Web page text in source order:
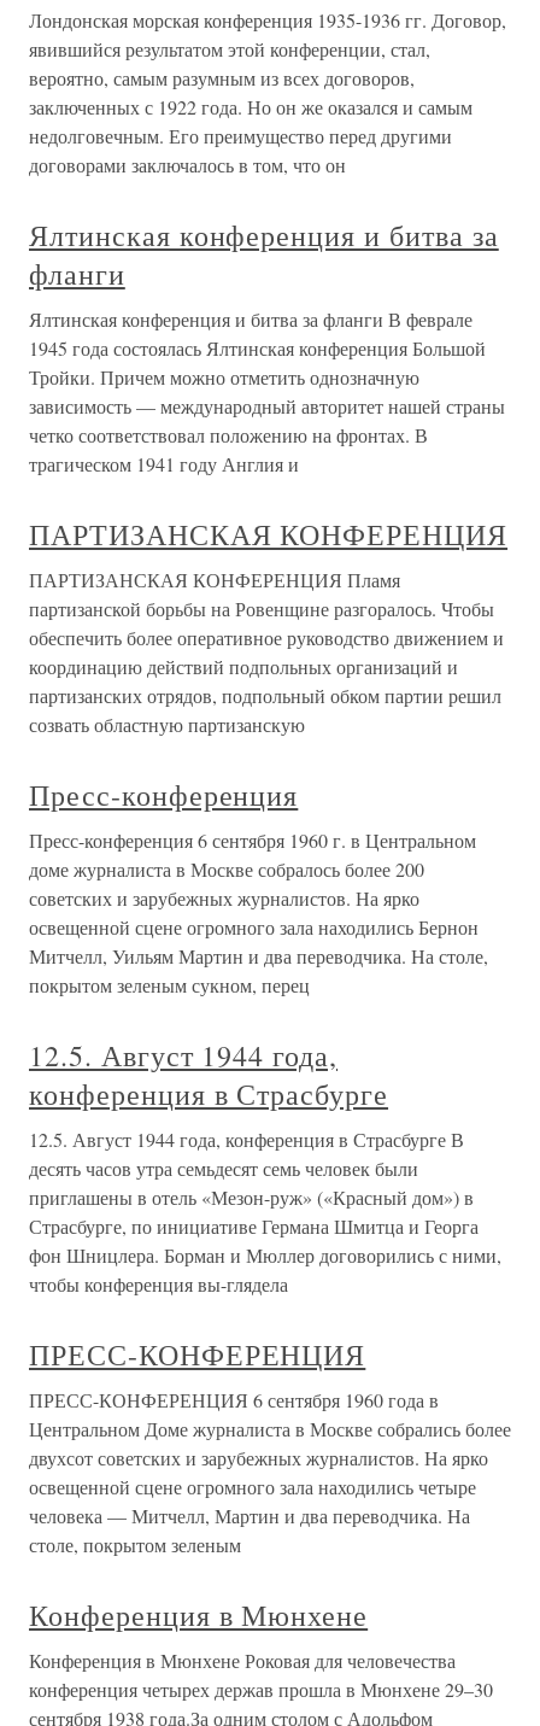
Лондонская морская конференция 1935-1936 гг. Договор,
явившийся результатом этой конференции, стал,
вероятно, самым разумным из всех договоров,
заключенных с 1922 года. Но он же оказался и самым
недолговечным. Его преимущество перед другими
договорами заключалось в том, что он
Ялтинская конференция и битва за
фланги
Ялтинская конференция и битва за фланги В феврале
1945 года состоялась Ялтинская конференция Большой
Тройки. Причем можно отметить однозначную
зависимость — международный авторитет нашей страны
четко соответствовал положению на фронтах. В
трагическом 1941 году Англия и
ПАРТИЗАНСКАЯ КОНФЕРЕНЦИЯ
ПАРТИЗАНСКАЯ КОНФЕРЕНЦИЯ Пламя
партизанской борьбы на Ровенщине разгоралось. Чтобы
обеспечить более оперативное руководство движением и
координацию действий подпольных организаций и
партизанских отрядов, подпольный обком партии решил
созвать областную партизанскую
Пресс-конференция
Пресс-конференция 6 сентября 1960 г. в Центральном
доме журналиста в Москве собралось более 200
советских и зарубежных журналистов. На ярко
освещенной сцене огромного зала находились Бернон
Митчелл, Уильям Мартин и два переводчика. На столе,
покрытом зеленым сукном, перец
12.5. Август 1944 года,
конференция в Страсбурге
12.5. Август 1944 года, конференция в Страсбурге В
десять часов утра семьдесят семь человек были
приглашены в отель «Мезон-руж» («Красный дом») в
Страсбурге, по инициативе Германа Шмитца и Георга
фон Шницлера. Борман и Мюллер договорились с ними,
чтобы конференция вы-глядела
ПРЕСС-КОНФЕРЕНЦИЯ
ПРЕСС-КОНФЕРЕНЦИЯ 6 сентября 1960 года в
Центральном Доме журналиста в Москве собрались более
двухсот советских и зарубежных журналистов. На ярко
освещенной сцене огромного зала находились четыре
человека — Митчелл, Мартин и два переводчика. На
столе, покрытом зеленым
Конференция в Мюнхене
Конференция в Мюнхене Роковая для человечества
конференция четырех держав прошла в Мюнхене 29–30
сентября 1938 года.За одним столом с Адольфом